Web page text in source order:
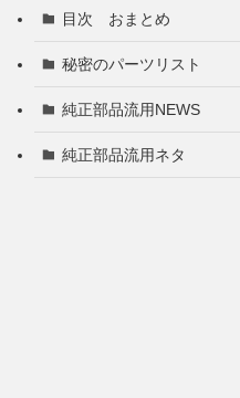
目次 おまとめ
秘密のパーツリスト
純正部品流用NEWS
純正部品流用ネタ